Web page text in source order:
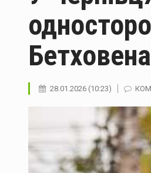
Бетховена
28.01.2026 (10:23)